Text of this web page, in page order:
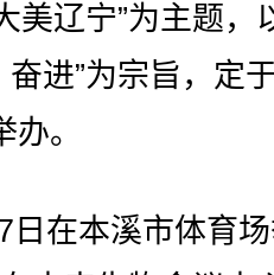
美辽宁”为主题，
进”为宗旨，定
。
在本溪市体育场